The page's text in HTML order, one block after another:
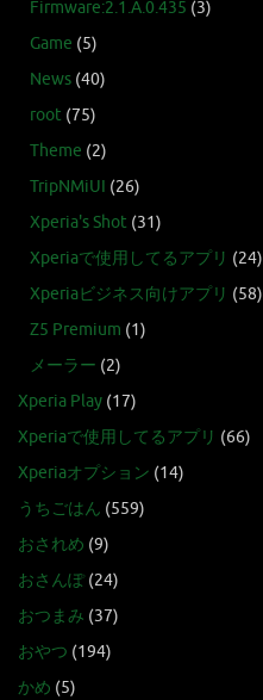
Firmware:2.1.A.0.435 (3)
Game (5)
News (40)
root (75)
Theme (2)
TripNMiUI (26)
Xperia's Shot (31)
Xperiaで使用してるアプリ (24)
Xperiaビジネス向けアプリ (58)
Z5 Premium (1)
メーラー (2)
Xperia Play (17)
Xperiaで使用してるアプリ (66)
Xperiaオプション (14)
うちごはん (559)
おされめ (9)
おさんぽ(24)
おつまみ (37)
おやつ (194)
かめ (5)